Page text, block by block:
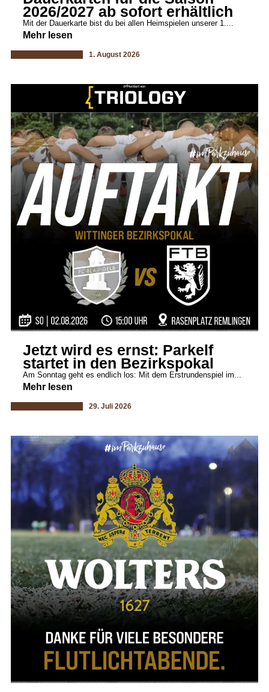
2026/2027 ab sofort erhältlich
Mit der Dauerkarte bist du bei allen Heimspielen unserer 1....
Mehr lesen
1. August 2026
Jetzt wird es ernst: Parkelf
startet in den Bezirkspokal
Am Sonntag geht es endlich los: Mit dem Erstrundenspiel im...
Mehr lesen
29. Juli 2026